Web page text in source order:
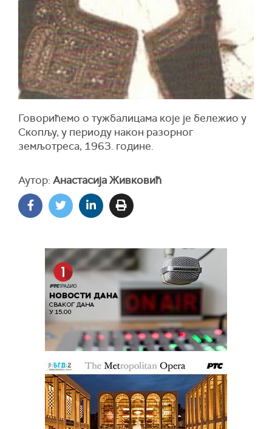
Говорићемо о тужбалицама које је бележио у
Скопљу, у периоду након разорног
земљотреса, 1963. године.
Аутор: Анастасија Живковић